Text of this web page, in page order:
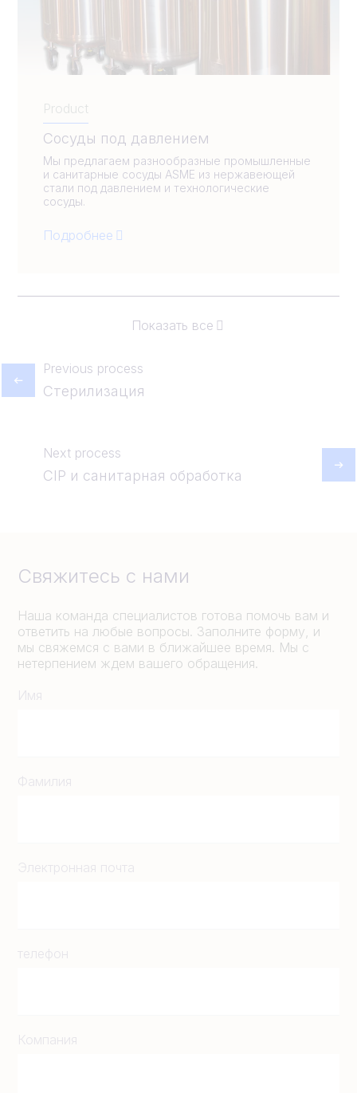
Product
Сосуды под давлением
Мы предлагаем разнообразные промышленные
и санитарные сосуды ASME из нержавеющей
стали под давлением и технологические
сосуды.
Подробнее
Показать все
Previous process
Стерилизация
Next process
CIP и санитарная обработка
Свяжитесь с нами
Наша команда специалистов готова помочь вам и
ответить на любые вопросы. Заполните форму, и
мы свяжемся с вами в ближайшее время. Мы с
нетерпением ждем вашего обращения.
Имя
Фамилия
Электронная почта
телефон
Компания